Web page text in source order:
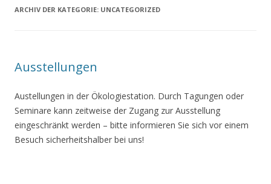
ARCHIV DER KATEGORIE: UNCATEGORIZED
Ausstellungen
Austellungen in der Ökologiestation. Durch Tagungen oder
Seminare kann zeitweise der Zugang zur Ausstellung
eingeschränkt werden – bitte informieren Sie sich vor einem
Besuch sicherheitshalber bei uns!